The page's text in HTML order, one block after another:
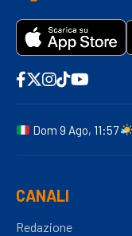
Dom 9 Ago, 11:57
CANALI
Redazione